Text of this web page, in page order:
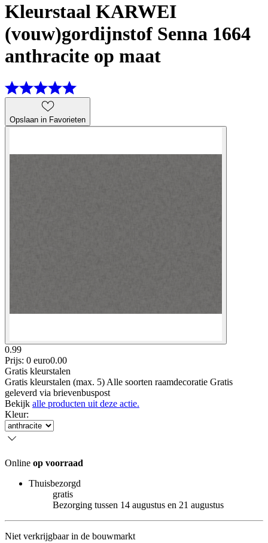
Kleurstaal KARWEI
(vouw)gordijnstof Senna 1664
anthracite op maat
Opslaan in Favorieten
0.99
Prijs: 0 euro0.00
Gratis kleurstalen
Gratis kleurstalen (max. 5) Alle soorten raamdecoratie Gratis
geleverd via brievenbuspost
Bekijk alle producten uit deze actie.
Kleur:
Online op voorraad
Thuisbezorgd
gratis
Bezorging tussen 14 augustus en 21 augustus
Niet verkrijgbaar in de bouwmarkt